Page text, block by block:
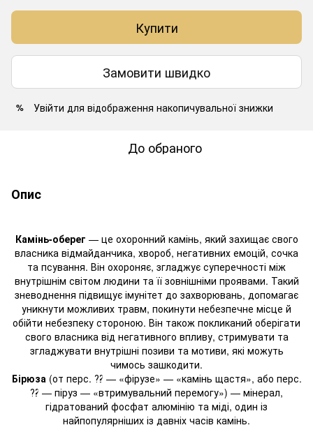
Купити
Замовити швидко
% Увійти для відображення накопичувальної знижки
До обраного
Опис
Камінь-оберег — це охоронний камінь, який захищає свого
власника відмайданчика, хвороб, негативних емоцій, сочка
та псування. Він охороняє, згладжує суперечності між
внутрішнім світом людини та її зовнішніми проявами. Такий
зневоднення підвищує імунітет до захворювань, допомагає
уникнути можливих травм, покинути небезпечне місце й
обійти небезпеку стороною. Він також покликаний оберігати
свого власника від негативного впливу, стримувати та
згладжувати внутрішні позиви та мотиви, які можуть
чимось зашкодити.
Бірюза (от перс. ⁇ — «фірузе» — «камінь щастя», або перс.
⁇ — піруз — «втримувальний перемогу») — мінерал,
гідратований фосфат алюмінію та міді, один із
найпопулярніших із давніх часів камінь.